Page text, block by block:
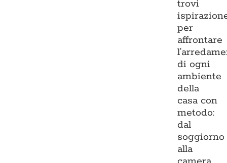
trovi
per
affrontare
di ogni
ambiente
della
casa con
metodo:
dal
soggiorno
alla